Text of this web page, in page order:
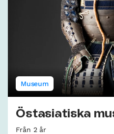
Museum
Östasiatiska
Från 2 år